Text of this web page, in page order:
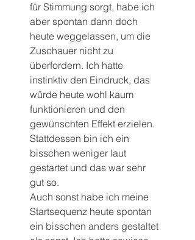
für Stimmung sorgt, habe ich
aber spontan dann doch
heute weggelassen, um die
Zuschauer nicht zu
überfordern. Ich hatte
instinktiv den Eindruck, das
würde heute wohl kaum
funktionieren und den
gewünschten Effekt erzielen.
Stattdessen bin ich ein
bisschen weniger laut
gestartet und das war sehr
gut so.
Auch sonst habe ich meine
Startsequenz heute spontan
ein bisschen anders gestaltet